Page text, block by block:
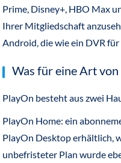
Prime, Disney+, HBO Max
Ihrer Mitgliedschaft
Android, die wie ein DVR
Was für eine Art
PlayOn besteht aus zwei
PlayOn Home: ein
PlayOn Desktop erhältlich,
unbefristeter Plan wurde